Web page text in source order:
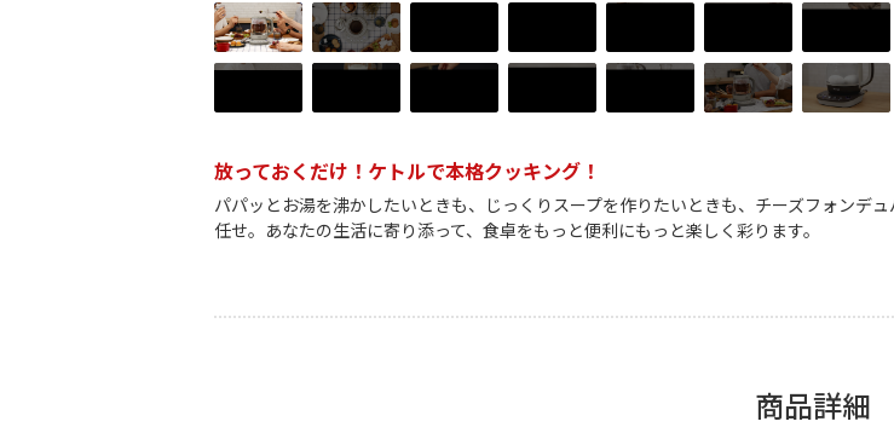
放っておくだけ！ケトルで本格クッキング！
パパッとお湯を沸かしたいときも、じっくりスープを作りたいときも、チーズフォンデ
任せ。あなたの生活に寄り添って、食卓をもっと便利にもっと楽しく彩ります。
商品詳細